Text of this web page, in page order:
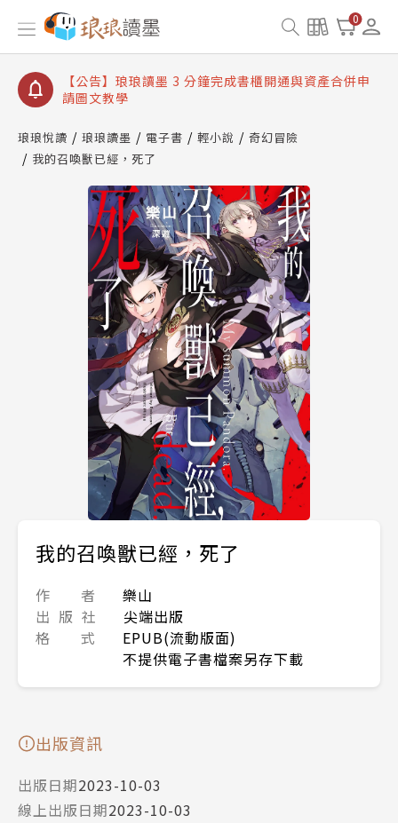
0
【公告】琅琅讀墨數位閱讀資產合併與書櫃開通申請
【公告】琅琅讀墨書櫃開通常見問題
【公告】琅琅讀墨 3 分鐘完成書櫃開通與資產合併申
請圖文教學
查詢
【公告】琅琅讀墨數位閱讀資產合併與書櫃開通申請
琅琅悅讀 琅琅讀墨 電子書 輕小說
奇幻冒險
我的召喚獸已經，死了
我的召喚獸已經，死了
作 者
樂山
出 版 社
尖端出版
格 式
EPUB(流動版面)
不提供電子書檔案另存下載
出版資訊
出版日期2023-10-03
線上出版日期2023-10-03